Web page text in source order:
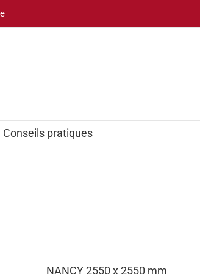
Conseils pratiques
NANCY 2550 x 2550 mm